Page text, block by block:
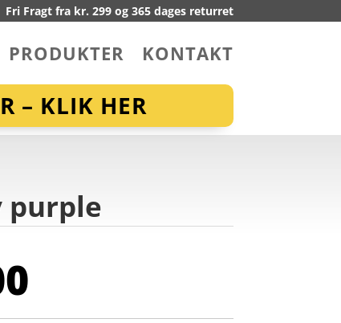
Fri Fragt fra kr. 299 og 365 dages returret
PRODUKTER KONTAKT
– KLIK HER
purple